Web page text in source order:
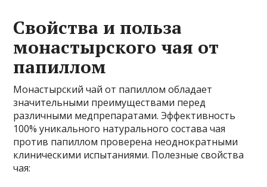
Свойства и польза
монастырского чая от
папиллом
Монастырский чай от папиллом обладает
значительными преимуществами перед
различными медпрепаратами. Эффективность
100% уникального натурального состава чая
против папиллом проверена неоднократными
клиническими испытаниями. Полезные свойства
чая: